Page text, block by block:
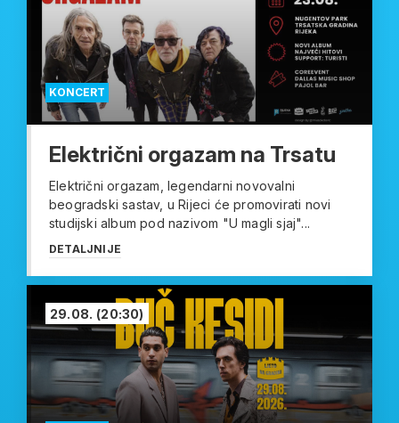
KONCERT
Električni orgazam na Trsatu
Električni orgazam, legendarni novovalni
beogradski sastav, u Rijeci će promovirati novi
studijski album pod nazivom "U magli sjaj"...
DETALJNIJE
29.08. (20:30)